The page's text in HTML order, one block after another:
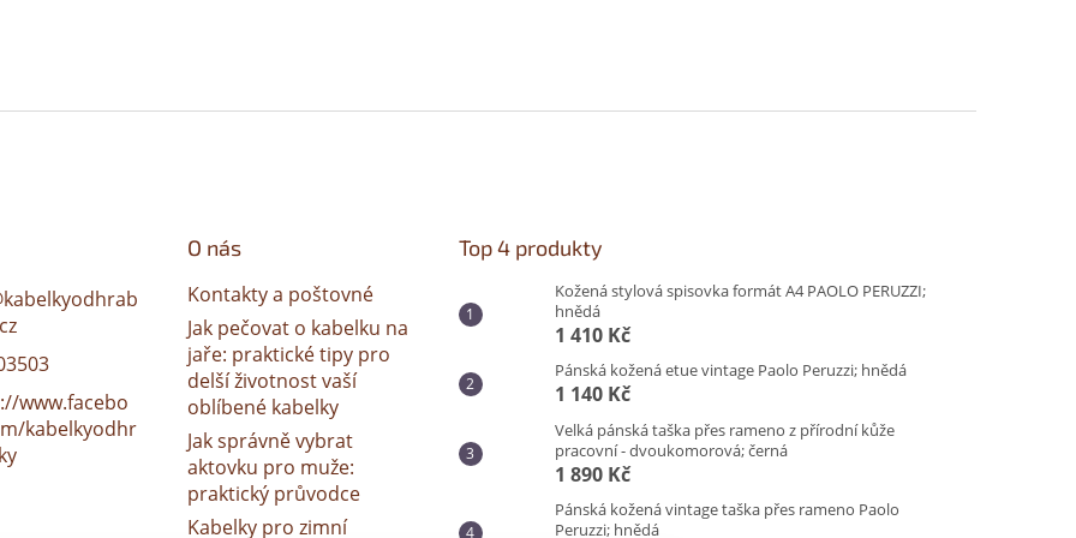
kabelkyodhrab
www.facebo
kabelkyodhr
O nás
Kontakty a poštovné
Jak pečovat o kabelku na
jaře: praktické tipy pro
delší životnost vaší
oblíbené kabelky
Jak správně vybrat
aktovku pro muže:
praktický průvodce
Kabelky pro zimní
Top 4 produkty
Kožená stylová spisovka formát A4 PAOLO PERUZZI;
hnědá
1 410 Kč
Pánská kožená etue vintage Paolo Peruzzi; hnědá
1 140 Kč
Velká pánská taška přes rameno z přírodní kůže
pracovní - dvoukomorová; černá
1 890 Kč
Pánská kožená vintage taška přes rameno Paolo
Peruzzi; hnědá